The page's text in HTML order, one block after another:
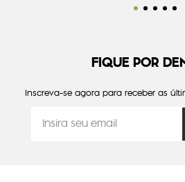
FIQUE POR
Inscreva-se agora para receber as